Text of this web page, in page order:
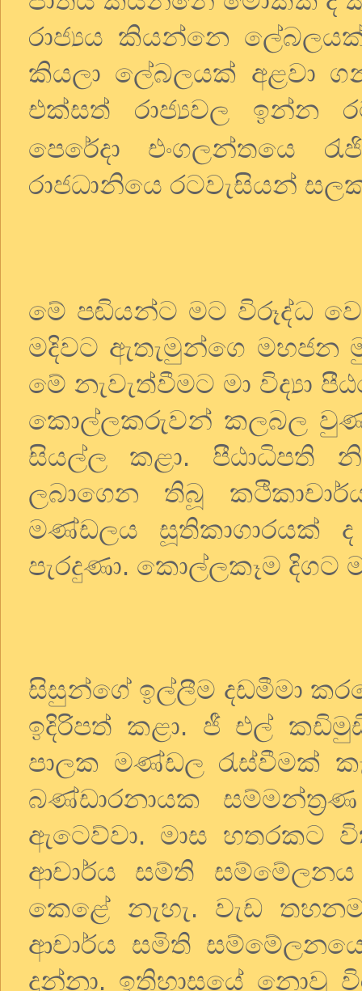
රාජ්‍යය කියන්නෙ
කියලා ලේබලයක් අළවා
එක්සත් රාජ්‍යවල ඉන්න
පෙරේදා එංගලන්තයෙ
රාජධානියෙ රටවැසියන්
මේ පඬියන්ට මට විරූද්ධ
මදිවට ඇතැමුන්ගෙ මහජන
මේ නැවැත්වීමට මා විද්‍යා
කොල්ලකරුවන් කලබල
සියල්ල කළා. පීඨාධිපති
ලබාගෙන තිබූ
මණ්ඩලය සූතිකාගාරයක්
පැරදුණා. කොල්ලකෑම දිගට
සිසුන්ගේ ඉල්ලීම දඩමීමා
ඉදිරිපත් කළා. ජී එල්
පාලක මණ්ඩල රැස්වීමක්
බණ්ඩාරනායක
ඇටෙව්වා. මාස හතරකට
ආචාර්ය සම්ති
කෙළේ නැහැ. වැඩ
ආචාර්ය සමිති
දුන්නා. ඉතිහාසයේ නොවූ